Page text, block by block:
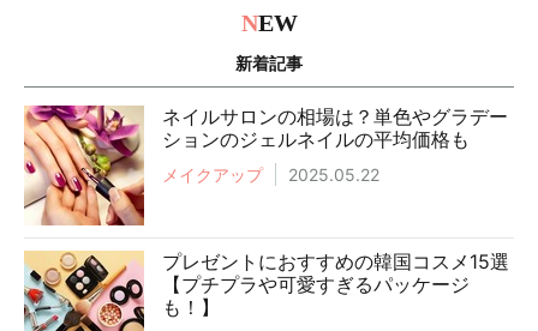
NEW
新着記事
ネイルサロンの相場は？単色やグラデー
ションのジェルネイルの平均価格も
メイクアップ 2025.05.22
プレゼントにおすすめの韓国コスメ15選
【プチプラや可愛すぎるパッケージ
も！】